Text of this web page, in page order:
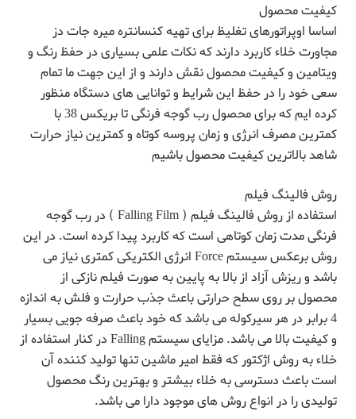
کیفیت محصول
اساسا اوپراتورهای تغلیظ برای تهیه کنسانتره میره جات دز
مجاورت خلاء کاربرد دارند که نکات علمی بسیاری در حفظ رنگ و
ویتامین و کیفیت محصول نقش دارند و از این جهت ما تمام
سعی خود را در حفظ این شرایط و توانایی های دستگاه منظور
کرده ایم که برای محصول رب گوجه فرنگی تا بریکس 38 با
کمترین مصرف انرژی و زمان پروسه کوتاه و کمترین نیاز حرارت
شاهد بالاترین کیفیت محصول باشیم
روش فالینگ فیلم
استفاده از روش فالینگ فیلم ( Falling Film ) در رب گوجه
فرنگی مدت زمان کوتاهی است که کاربرد پیدا کرده است. در این
روش برعکس سیستم Force انرژی الکتریکی کمتری نیاز می
باشد و ریزش آزاد از بالا به پایین به صورت فیلم نازکی از
محصول بر روی سطح حرارتی باعث جذب حرارت و فلش به اندازه
4 برابر در هر سیرکوله می باشد که خود باعث صرفه جویی بسیار
و کیفیت بالا می باشد. مزایای سیستم Falling در کنار استفاده از
خلاء به روش اژکتور که فقط امیر ماشین تنها تولید کننده آن
است باعث دسترسی به خلاء بیشتر و بهترین رنگ محصول
تولیدی را در انواع روش های موجود دارا می باشد.